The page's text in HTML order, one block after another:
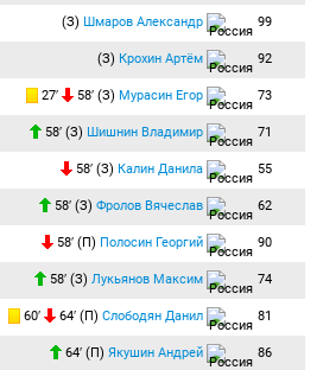
(З) Шмаров Александр 99
(З) Крохин Артём 92
27′ 58′ (З) Мурасин Егор 73
58′ (З) Шишнин Владимир 71
58′ (З) Калин Данила 55
58′ (З) Фролов Вячеслав 62
58′ (П) Полосин Георгий 90
58′ (З) Лукьянов Максим 74
60′ 64′ (П) Слободян Данил 81
64′ (П) Якушин Андрей 86